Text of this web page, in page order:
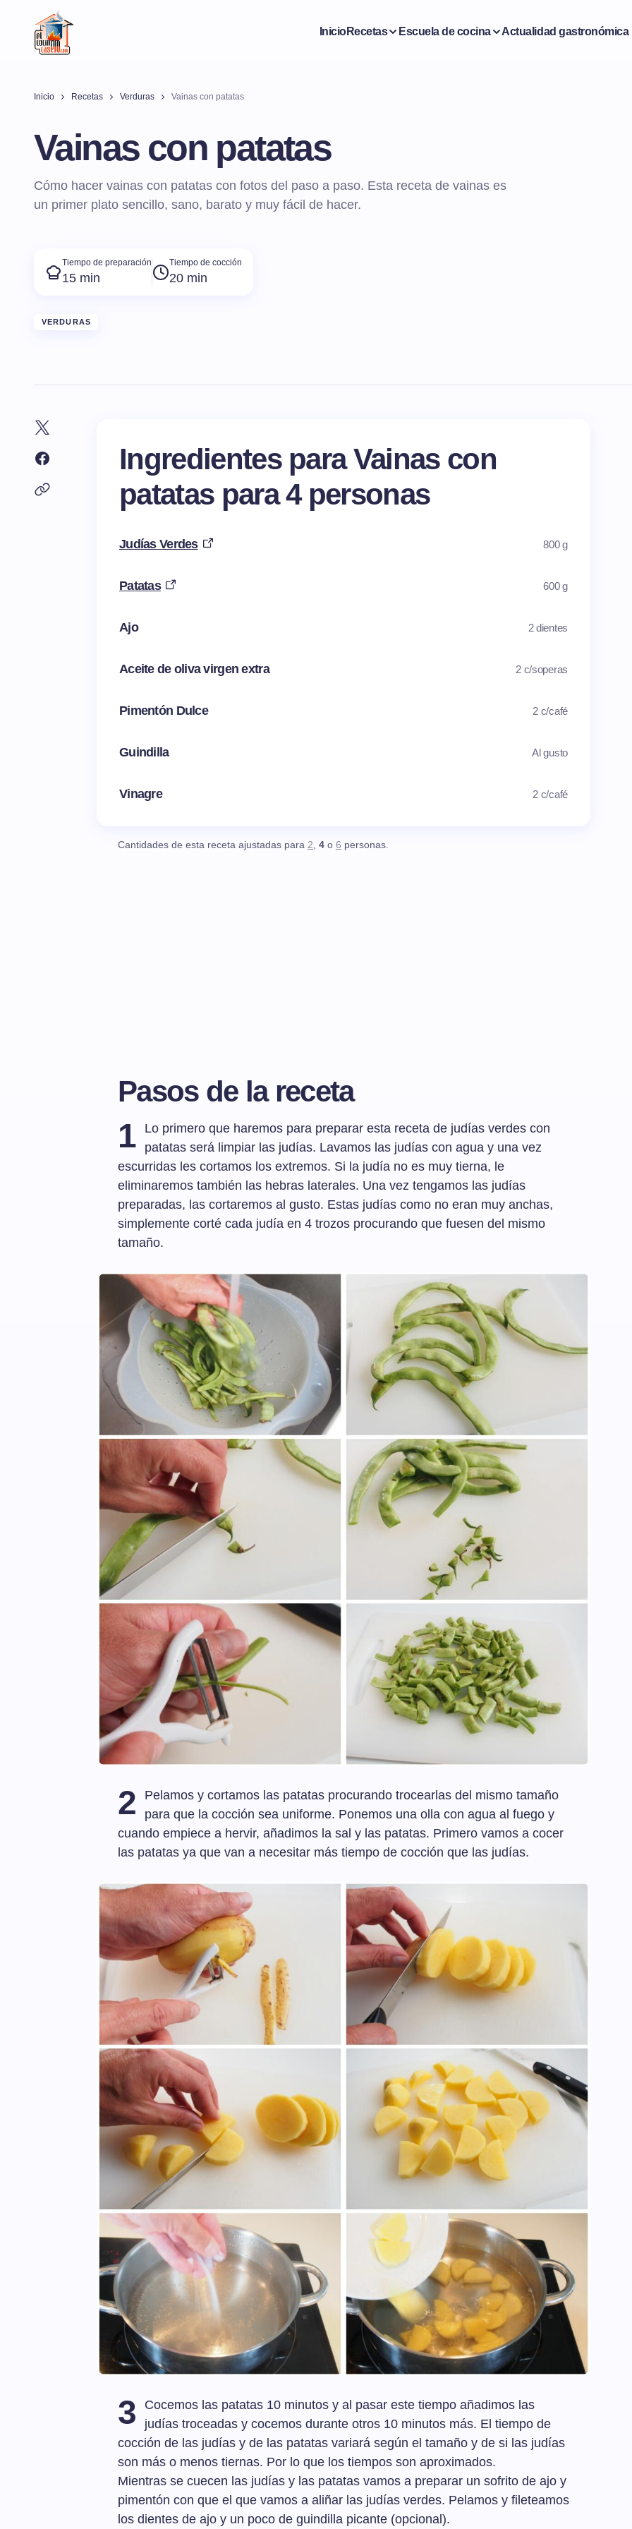
InicioRecetas Escuela de cocina Actualidad gastronómica
Inicio Recetas Verduras Vainas con patatas
Vainas con patatas
Cómo hacer vainas con patatas con fotos del paso a paso. Esta receta de vainas es
un primer plato sencillo, sano, barato y muy fácil de hacer.
Tiempo de preparación
15 min
Tiempo de cocción
20 min
VERDURAS
Ingredientes para Vainas con
patatas para 4 personas
Judías Verdes 800 g
Patatas 600 g
Ajo 2 dientes
Aceite de oliva virgen extra 2 c/soperas
Pimentón Dulce 2 c/café
Guindilla Al gusto
Vinagre 2 c/café
Cantidades de esta receta ajustadas para 2, 4 o 6 personas.
Pasos de la receta
1
Lo primero que haremos para preparar esta receta de judías verdes con
patatas será limpiar las judías. Lavamos las judías con agua y una vez
escurridas les cortamos los extremos. Si la judía no es muy tierna, le
eliminaremos también las hebras laterales. Una vez tengamos las judías
preparadas, las cortaremos al gusto. Estas judías como no eran muy anchas,
simplemente corté cada judía en 4 trozos procurando que fuesen del mismo
tamaño.
2
Pelamos y cortamos las patatas procurando trocearlas del mismo tamaño
para que la cocción sea uniforme. Ponemos una olla con agua al fuego y
cuando empiece a hervir, añadimos la sal y las patatas. Primero vamos a cocer
las patatas ya que van a necesitar más tiempo de cocción que las judías.
3
Cocemos las patatas 10 minutos y al pasar este tiempo añadimos las
judías troceadas y cocemos durante otros 10 minutos más. El tiempo de
cocción de las judías y de las patatas variará según el tamaño y de si las judías
son más o menos tiernas. Por lo que los tiempos son aproximados.
Mientras se cuecen las judías y las patatas vamos a preparar un sofrito de ajo y
pimentón con que el que vamos a aliñar las judías verdes. Pelamos y fileteamos
los dientes de ajo y un poco de guindilla picante (opcional).